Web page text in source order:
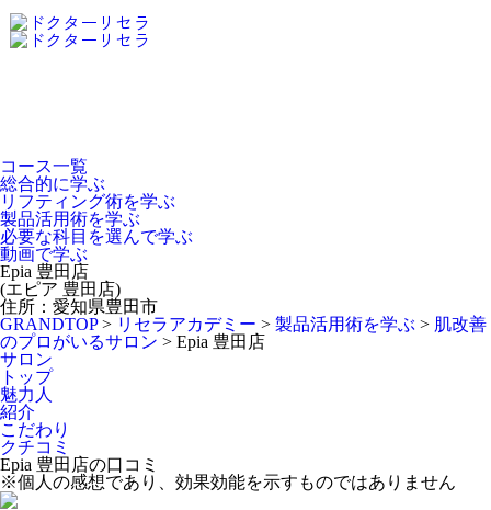
Dr.Recella Academy
について
コース一覧
総合的に学ぶ
リフティング術を学ぶ
製品活用術を学ぶ
必要な科目を選んで学ぶ
動画で学ぶ
Epia 豊田店
(エピア 豊田店)
住所：愛知県豊田市
GRANDTOP> リセラアカデミー > 製品活用術を学ぶ > 肌改善
のプロがいるサロン > Epia 豊田店
サロン
トップ
魅力人
紹介
こだわり
クチコミ
Epia 豊田店の口コミ
※個人の感想であり、効果効能を示すものではありません